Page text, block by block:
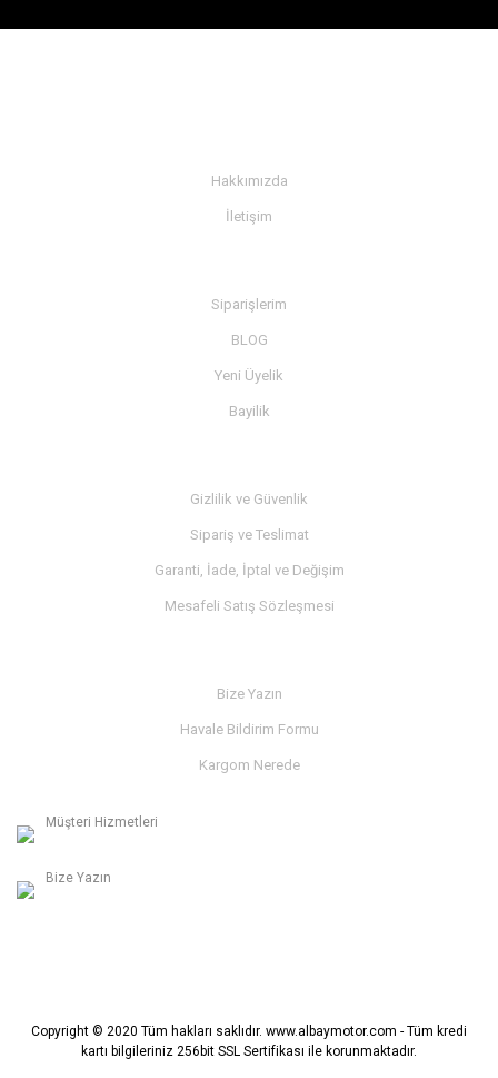
Hakkımızda
İletişim
Siparişlerim
BLOG
Yeni Üyelik
Bayilik
Gizlilik ve Güvenlik
Sipariş ve Teslimat
Garanti, İade, İptal ve Değişim
Mesafeli Satış Sözleşmesi
Bize Yazın
Havale Bildirim Formu
Kargom Nerede
Müşteri Hizmetleri
Bize Yazın
Copyright © 2020 Tüm hakları saklıdır. www.albaymotor.com - Tüm kredi
kartı bilgileriniz 256bit SSL Sertifikası ile korunmaktadır.